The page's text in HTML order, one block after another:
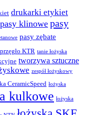
drukarki etykiet
pasy klinowe pasy
pasy zębate
KTR tanie łożyska
tworzywa sztuczne
zespół łożyskowy
CeramicSpeed łożyska
kulkowe łożyska